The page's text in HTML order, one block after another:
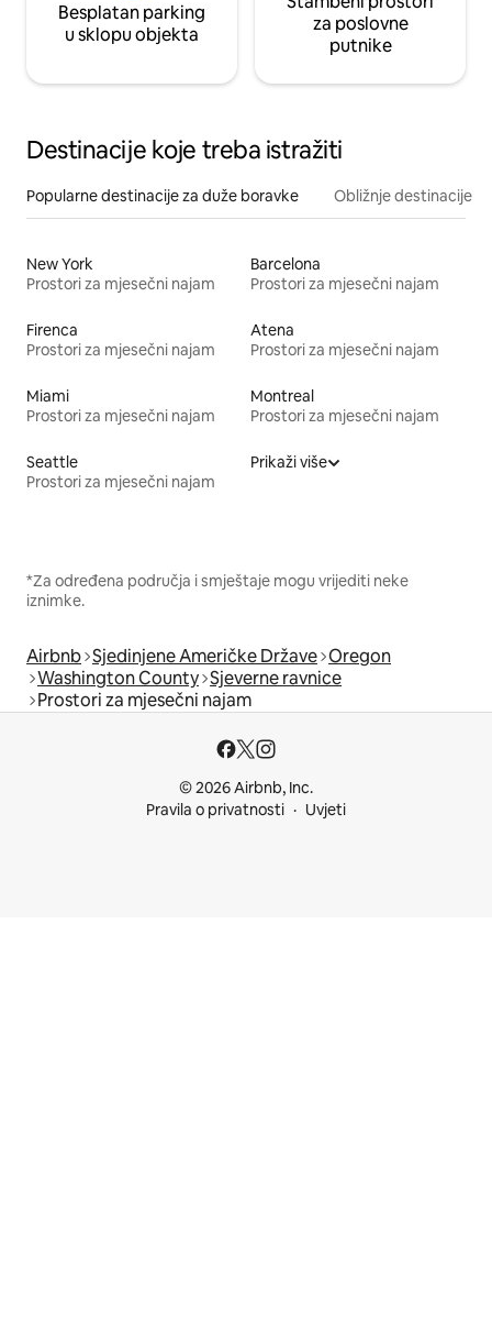
Besplatan parking
u sklopu objekta
za poslovne
putnike
Destinacije koje treba istražiti
Popularne destinacije za duže boravke Obližnje destinacije
New York
Prostori za mjesečni najam
Barcelona
Prostori za mjesečni najam
Firenca
Prostori za mjesečni najam
Atena
Prostori za mjesečni najam
Miami
Prostori za mjesečni najam
Montreal
Prostori za mjesečni najam
Seattle
Prostori za mjesečni najam
Prikaži više
*Za određena područja i smještaje mogu vrijediti neke
iznimke.
Airbnb Sjedinjene Američke Države Oregon
Washington County Sjeverne ravnice
Prostori za mjesečni najam
© 2026 Airbnb, Inc.
Pravila o privatnosti
Uvjeti